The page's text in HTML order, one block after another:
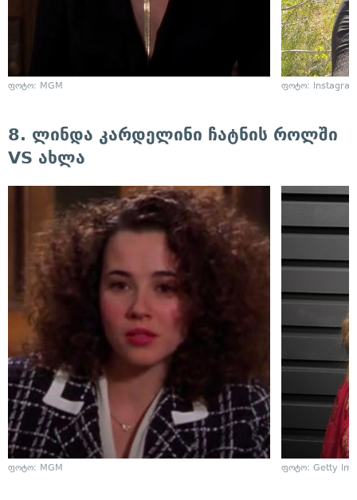
ფოტო: MGM ფოტო:
8. ლინდა კარდელინი ჩატნის როლში
VS ახლა
ფოტო: MGM ფოტო: Getty